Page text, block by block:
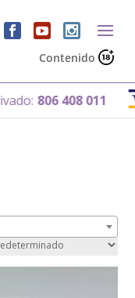
Contenido
806 408 011